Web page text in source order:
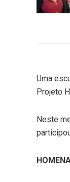
Uma
Projeto
Neste